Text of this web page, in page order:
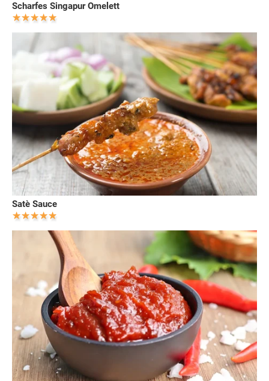
Scharfes Singapur Omelett
Satè Sauce